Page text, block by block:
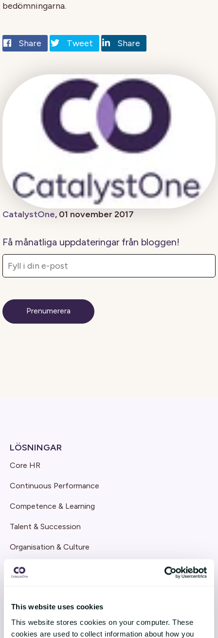
This website uses cookies
This website stores cookies on your computer. These
cookies are used to collect information about how you
bedömningarna.
Share Tweet Share
CatalystOne, 01 november 2017
Få månatliga uppdateringar från bloggen!
LÖSNINGAR
Core HR
Continuous Performance
Competence & Learning
Talent & Succession
Organisation & Culture
Recruitment
Implementation